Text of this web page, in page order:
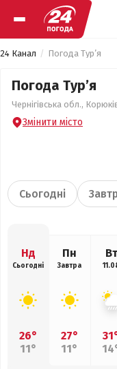
24 Канал Погода Тур’я
Погода Тур’я
Чернігівська обл.,
Змінити місто
Сьогодні
Нд
Сьогодні
26°
11°
Пн
Завтра
27°
11°
Вт